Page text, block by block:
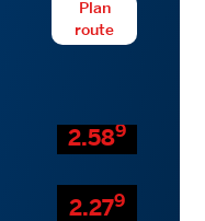
Plan
route
2.589
2.279